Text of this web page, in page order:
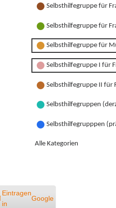
Selbsthilfegruppe für
Selbsthilfegruppe für
Selbsthilfegruppe für
Selbsthilfegruppe I für
Selbsthilfegruppe II für
Selbsthilfegruppen
Selbsthilfegrupppen
Alle Kategorien
Eintragen
in
Google